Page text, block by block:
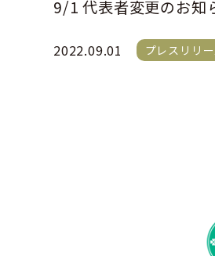
9/1 代表者変更のお知
2022.09.01 プレスリリ